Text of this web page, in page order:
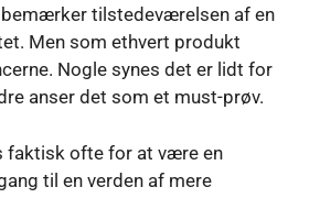
tilstedeværelsen af ​​en
Men som ethvert produkt
Nogle synes det er lidt for
anser det som et must-prøv.
faktisk ofte for at være en
til en verden af ​​mere